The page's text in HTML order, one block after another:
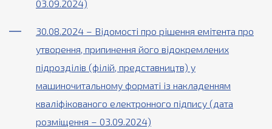
03.09.2024)
30.08.2024 – Відомості про рішення емітента про
утворення, припинення його відокремлених
підрозділів (філій, представництв) у
машиночитальному форматі із накладенням
кваліфікованого електронного підпису (дата
розміщення – 03.09.2024)